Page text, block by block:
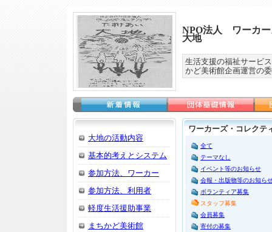
NPO法人 ワーカ
大地
生活支援の福祉サービ
かど美術館企画運営の
大地の活動内容
基本的考えとシステム
参加方法、ワーカー
参加方法、利用者
軽度生活援助事業
まちかど美術館
ワーカーズ・コレクテ
全て
テーマなし
イベント等のお知らせ
会報・出版物等のお知ら
ボランティア募集
スタッフ募集
会員募集
寄付の募集